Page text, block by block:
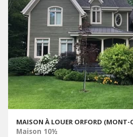
MAISON À LOUER ORFORD (MONT-
Maison 10½